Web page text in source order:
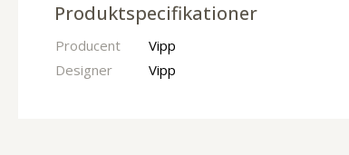
Produktspecifikationer
Producent
Vipp
Designer
Vipp